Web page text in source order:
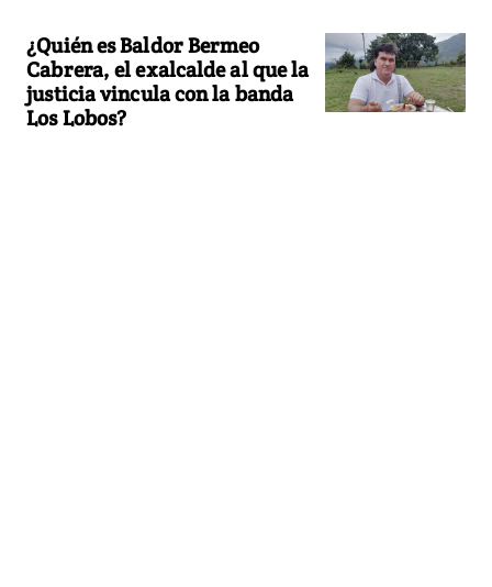
¿Quién es Baldor Bermeo
Cabrera, el exalcalde al que la
justicia vincula con la banda
Los Lobos?